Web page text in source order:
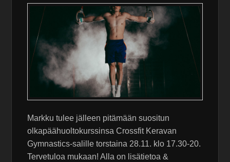
Markku tulee jälleen pitämään suositun
olkapäähuoltokurssinsa Crossfit Keravan
Gymnastics-salille torstaina 28.11. klo 17.30-20.
Tervetuloa mukaan! Alla on lisätietoa &